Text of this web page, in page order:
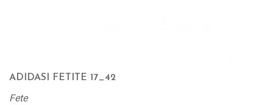
ADIDASI FETITE 17_42
Fete